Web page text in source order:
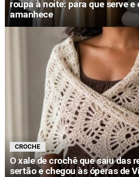
roupa à noite: para que serve e
amanhece
CROCHE
O xale de crochê que saiu das
sertão e chegou às óperas de